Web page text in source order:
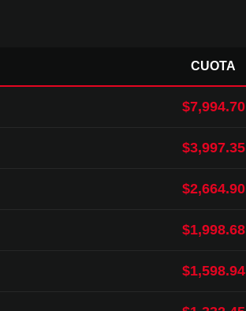
CUOTA
$7,994.70
$3,997.35
$2,664.90
$1,998.68
$1,598.94